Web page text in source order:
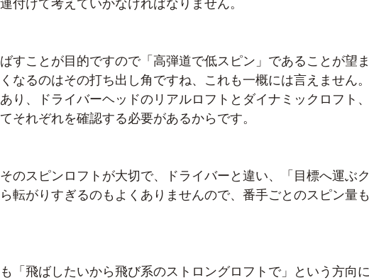
すことが目的ですので「高弾道で低スピン」であることが望ま
なるのはその打ち出し角ですね、これも一概には言えません。
り、ドライバーヘッドのリアルロフトとダイナミックロフト、
それぞれを確認する必要があるからです。
のスピンロフトが大切で、ドライバーと違い、「目標へ運ぶク
転がりすぎるのもよくありませんので、番手ごとのスピン量も
「飛ばしたいから飛び系のストロングロフトで」という方向に